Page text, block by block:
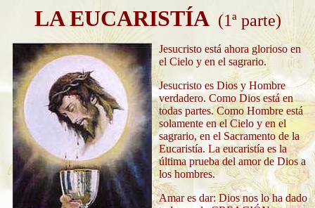
LA EUCARISTÍA(1ª parte)
Jesucristo está ahora glorioso en
el Cielo y en el sagrario.
Jesucristo es Dios y Hombre
verdadero. Como Dios está en
todas partes. Como Hombre está
solamente en el Cielo y en el
sagrario, en el Sacramento de la
Eucaristía. La eucaristía es la
última prueba del amor de Dios a
los hombres.
Amar es dar: Dios nos lo ha dado